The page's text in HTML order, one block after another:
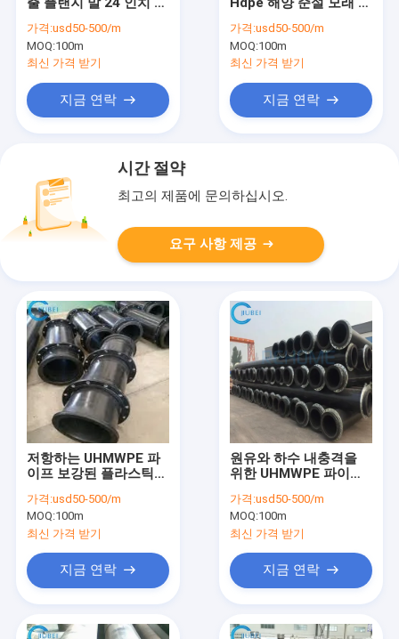
가격:usd50-500/m
MOQ:100m
최신 가격 받기
지금 연락
사람 12 인치
가격:usd50-500/m
MOQ:100m
최신 가격 받기
지금 연락
시간 절약
최고의 제품에 문의하십시오.
요구 사항 제공
저항하는 UHMWPE 파
이프 보강된 플라스틱
요
가격:usd50-500/m
MOQ:100m
최신 가격 받기
지금 연락
원유와 하수 내충격을
위한 UHMWPE 파이프
세요
가격:usd50-500/m
MOQ:100m
최신 가격 받기
지금 연락